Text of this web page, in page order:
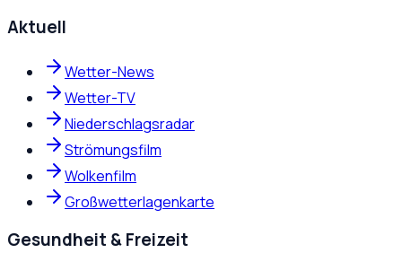
Aktuell
Wetter-News
Wetter-TV
Niederschlagsradar
Strömungsfilm
Wolkenfilm
Großwetterlagenkarte
Gesundheit & Freizeit